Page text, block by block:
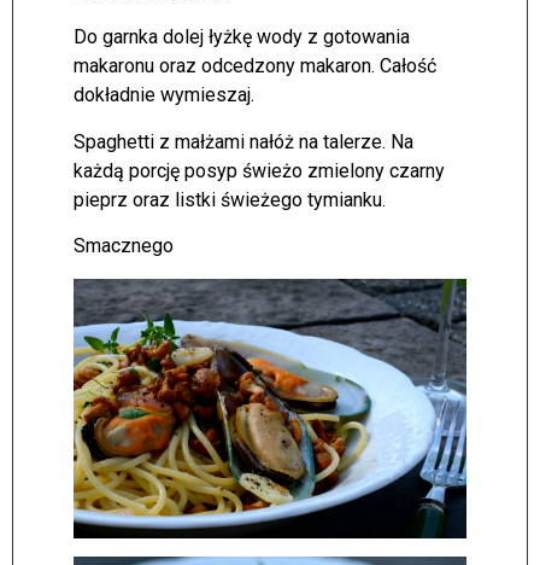
Do garnka dolej łyżkę wody z gotowania
makaronu oraz odcedzony makaron. Całość
dokładnie wymieszaj.
Spaghetti z małżami nałóż na talerze. Na
każdą porcję posyp świeżo zmielony czarny
pieprz oraz listki świeżego tymianku.
Smacznego